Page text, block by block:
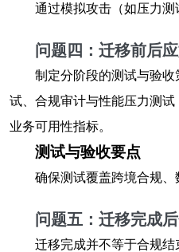
通过模拟攻击（如压力
问题四：迁移前后
制定分阶段的测试与验
试、合规审计与性能压力测
业务可用性指标。
测试与验收要点
确保测试覆盖跨境合规、
问题五：迁移完成
迁移完成并不等于合规